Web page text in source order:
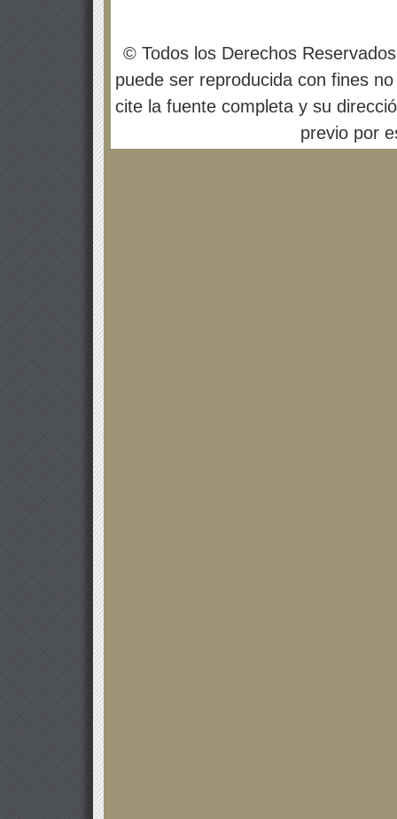
© Todos los Derechos
puede ser reproducida con fines
cite la fuente completa y su
previo por